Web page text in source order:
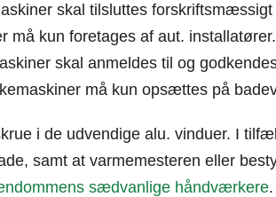
skal tilsluttes
må kun foretages af aut.
skal anmeldes til og
må kun opsættes på
i de udvendige alu. vinduer. I
samt at varmemesteren eller
sædvanlige håndværkere.